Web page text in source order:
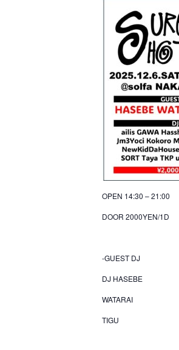
OPEN 14:30 – 21:00
DOOR 2000YEN/1D
-GUEST DJ
DJ HASEBE
WATARAI
TIGU